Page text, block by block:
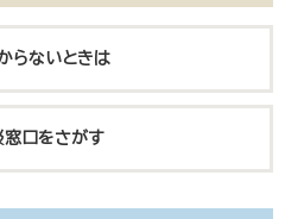
らないときは
窓口をさがす